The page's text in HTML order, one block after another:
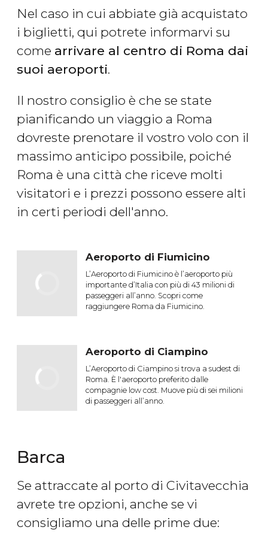
Nel caso in cui abbiate già acquistato
i biglietti, qui potrete informarvi su
come arrivare al centro di Roma dai
suoi aeroporti.
Il nostro consiglio è che se state
pianificando un viaggio a Roma
dovreste prenotare il vostro volo con il
massimo anticipo possibile, poiché
Roma è una città che riceve molti
visitatori e i prezzi possono essere alti
in certi periodi dell'anno.
Aeroporto di Fiumicino
L’Aeroporto di Fiumicino è l’aeroporto più
importante d’Italia con più di 43 milioni di
passeggeri all’anno. Scopri come
raggiungere Roma da Fiumicino.
Aeroporto di Ciampino
L’Aeroporto di Ciampino si trova a sudest di
Roma. È l'aeroporto preferito dalle
compagnie low cost. Muove più di sei milioni
di passeggeri all’anno.
Barca
Se attraccate al porto di Civitavecchia
avrete tre opzioni, anche se vi
consigliamo una delle prime due: